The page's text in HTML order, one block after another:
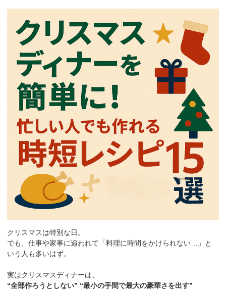
クリスマスは特別な日。
でも、仕事や家事に追われて「料理に時間をかけられない…」と
いう人も多いはず。
実はクリスマスディナーは、
“全部作ろうとしない” “最小の手間で最大の豪華さを出す”